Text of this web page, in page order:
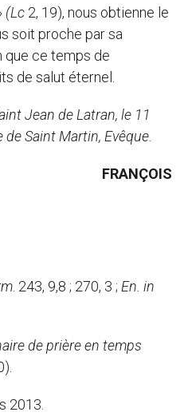
(Lc 2, 19), nous obtienne le
soit proche par sa
que ce temps de
de salut éternel.
Jean de Latran, le 11
Saint Martin, Evêque.
FRANÇOIS
. 243, 9,8 ; 270, 3 ; En. in
de prière en temps
2013.